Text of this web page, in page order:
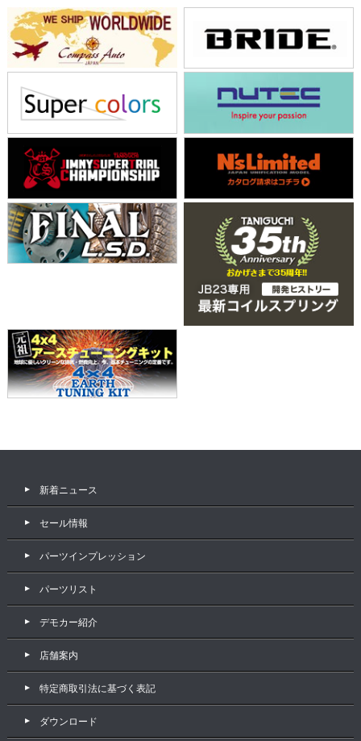
新着ニュース
セール情報
パーツインプレッション
パーツリスト
デモカー紹介
店舗案内
特定商取引法に基づく表記
ダウンロード